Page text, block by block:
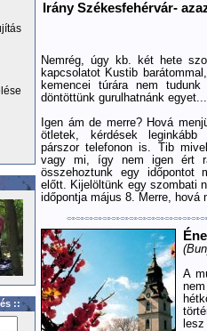
::
Irány Székesfehérvár-
Nemrég, úgy kb. két hete
kapcsolatot Kustib
kemencei túrára nem
döntöttünk gurulhatnánk egyet...
Igen ám de merre? Hová
ötletek, kérdések
párszor telefonon is. Tib
vagy mi, így nem igen ért
összehoztunk egy időpontot
előtt. Kijelöltünk egy szombati
időpontja május 8. Merre, hová
A